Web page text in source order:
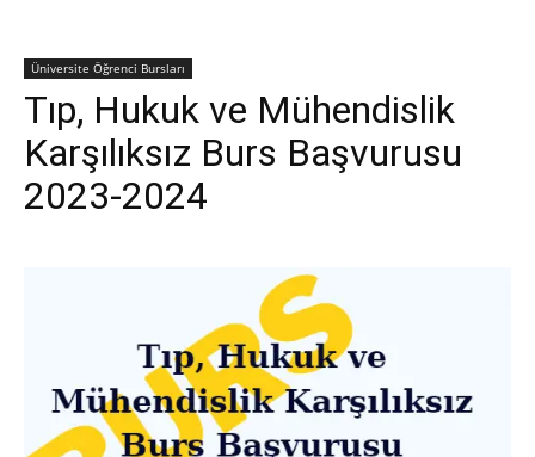
Üniversite Öğrenci Bursları
Tıp, Hukuk ve Mühendislik
Karşılıksız Burs Başvurusu
2023-2024